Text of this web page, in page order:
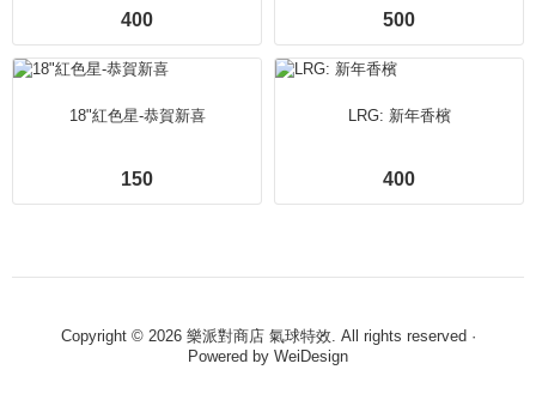
400 500
18"紅色星-恭賀新喜
150
LRG: 新年香檳
400
Copyright © 2026 樂派對商店 氣球特效. All rights reserved ·
Powered by WeiDesign